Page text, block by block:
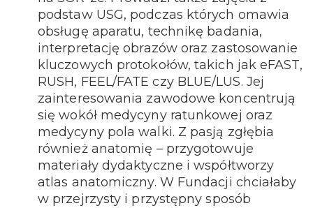
podstaw USG, podczas których omawia
obsługę aparatu, technikę badania,
interpretację obrazów oraz zastosowanie
kluczowych protokołów, takich jak eFAST,
RUSH, FEEL/FATE czy BLUE/LUS. Jej
zainteresowania zawodowe koncentrują
się wokół medycyny ratunkowej oraz
medycyny pola walki. Z pasją zgłębia
również anatomię – przygotowuje
materiały dydaktyczne i współtworzy
atlas anatomiczny. W Fundacji chciałaby
w przejrzysty i przystępny sposób